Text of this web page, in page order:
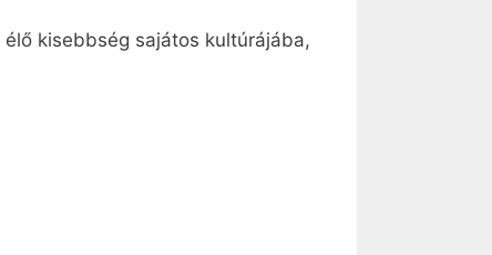
kisebbség sajátos kultúrájába,